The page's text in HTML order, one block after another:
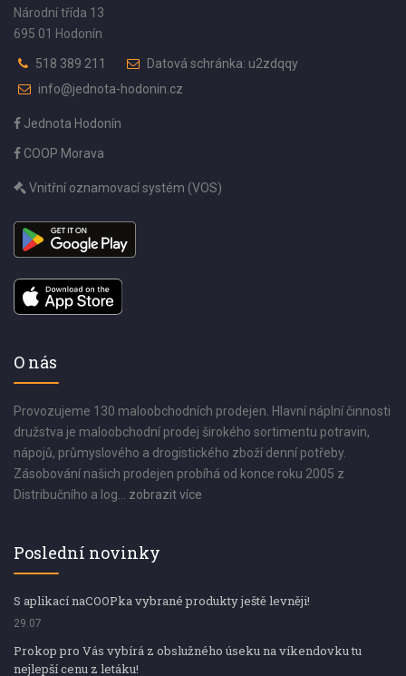
Národní třída 13
695 01 Hodonín
518 389 211
Datová schránka: u2zdqqy
info@jednota-hodonin.cz
Jednota Hodonín
COOP Morava
Vnitřní oznamovací systém (VOS)
O nás
Provozujeme 130 maloobchodních prodejen. Hlavní náplní činnosti
družstva je maloobchodní prodej širokého sortimentu potravin,
nápojů, průmyslového a drogistického zboží denní potřeby.
Zásobování našich prodejen probíhá od konce roku 2005 z
Distribučního a log... zobrazit více
Poslední novinky
S aplikací naCOOPka vybrané produkty ještě levněji!
29.07
Prokop pro Vás vybírá z obslužného úseku na víkendovku tu
nejlepší cenu z letáku!